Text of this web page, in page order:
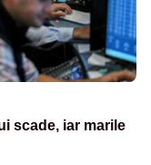
scade, iar marile